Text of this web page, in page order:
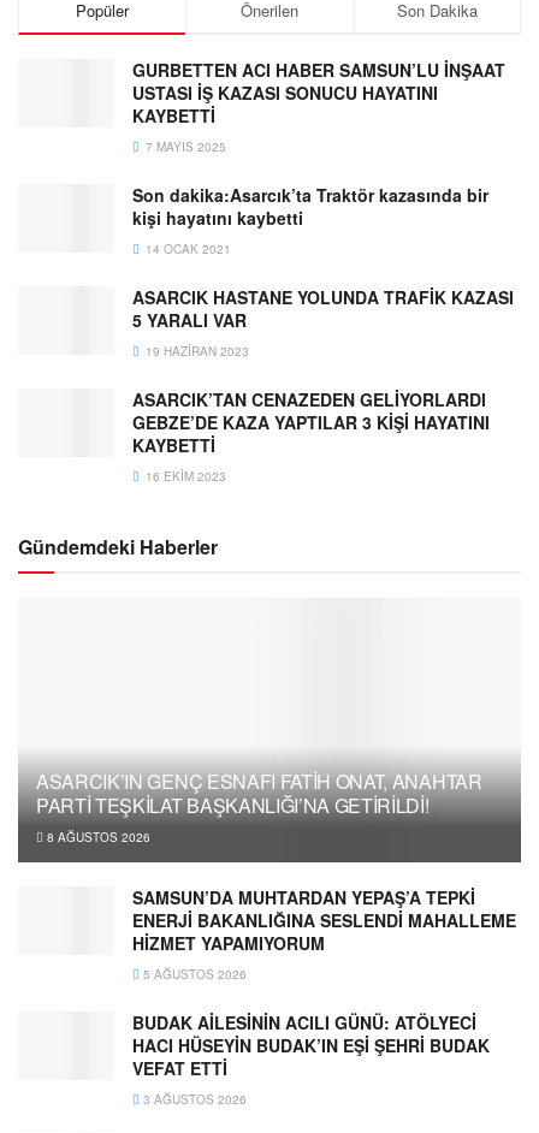
Popüler Önerilen Son Dakika
GURBETTEN ACI HABER SAMSUN’LU İNŞAAT
USTASI İŞ KAZASI SONUCU HAYATINI
KAYBETTİ
7 MAYIS 2025
Son dakika:Asarcık’ta Traktör kazasında bir
kişi hayatını kaybetti
14 OCAK 2021
ASARCIK HASTANE YOLUNDA TRAFİK KAZASI
5 YARALI VAR
19 HAZIRAN 2023
ASARCIK’TAN CENAZEDEN GELİYORLARDI
GEBZE’DE KAZA YAPTILAR 3 KİŞİ HAYATINI
KAYBETTİ
16 EKIM 2023
Gündemdeki Haberler
ASARCIK’IN GENÇ ESNAFI FATİH ONAT, ANAHTAR
PARTİ TEŞKİLAT BAŞKANLIĞI’NA GETİRİLDİ!
8 AĞUSTOS 2026
SAMSUN’DA MUHTARDAN YEPAŞ’A TEPKİ
ENERJİ BAKANLIĞINA SESLENDİ MAHALLEME
HİZMET YAPAMIYORUM
5 AĞUSTOS 2026
BUDAK AİLESİNİN ACILI GÜNÜ: ATÖLYECİ
HACI HÜSEYİN BUDAK’IN EŞİ ŞEHRİ BUDAK
VEFAT ETTİ
3 AĞUSTOS 2026